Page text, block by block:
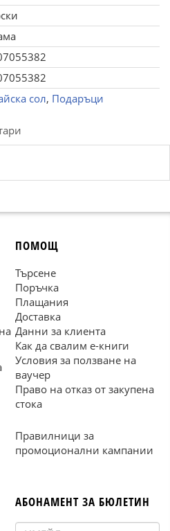
сол, Подаръци
ПОМОЩ
Търсене
Поръчка
Плащания
Доставка
Данни за клиента
Как да свалим е-книги
Условия за ползване на
ваучер
Право на отказ от закупена
стока
Правилници за
промоционални кампании
АБОНАМЕНТ ЗА БЮЛЕТИН